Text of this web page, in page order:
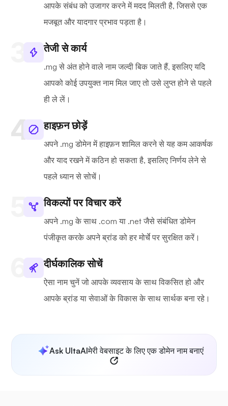
आपके संबंध को उजागर करने में मदद मिलती है, जिससे एक
मजबूत और यादगार प्रभाव पड़ता है।
तेजी से कार्य
.mg से अंत होने वाले नाम जल्दी बिक जाते हैं, इसलिए यदि
आपको कोई उपयुक्त नाम मिल जाए तो उसे लुप्त होने से पहले
ही ले लें।
हाइफ़न छोड़ें
अपने .mg डोमेन में हाइफ़न शामिल करने से यह कम आकर्षक
और याद रखने में कठिन हो सकता है, इसलिए निर्णय लेने से
पहले ध्यान से सोचें।
विकल्पों पर विचार करें
अपने .mg के साथ .com या .net जैसे संबंधित डोमेन
पंजीकृत करके अपने ब्रांड को हर मोर्चे पर सुरक्षित करें।
दीर्घकालिक सोचें
ऐसा नाम चुनें जो आपके व्यवसाय के साथ विकसित हो और
आपके ब्रांड या सेवाओं के विकास के साथ सार्थक बना रहे।
Ask UltaAIमेरी वेबसाइट के लिए एक डोमेन नाम बनाएं